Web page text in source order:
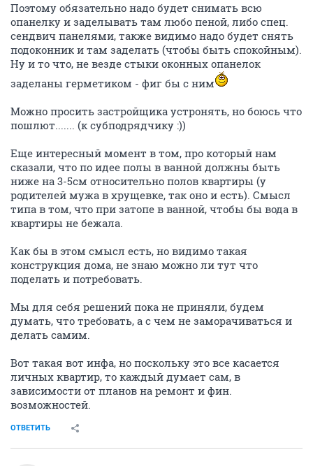
Поэтому обязательно надо будет снимать всю
опанелку и заделывать там любо пеной, либо спец.
сендвич панелями, также видимо надо будет снять
подоконник и там заделать (чтобы быть спокойным).
Ну и то что, не везде стыки оконных опанелок
заделаны герметиком - фиг бы с ним
Можно просить застройщика устронять, но боюсь что
пошлют....... (к субподрядчику :))
Еще интересный момент в том, про который нам
сказали, что по идее полы в ванной должны быть
ниже на 3-5см относительно полов квартиры (у
родителей мужа в хрущевке, так оно и есть). Смысл
типа в том, что при затопе в ванной, чтобы бы вода в
квартиры не бежала.
Как бы в этом смысл есть, но видимо такая
конструкция дома, не знаю можно ли тут что
поделать и потребовать.
Мы для себя решений пока не приняли, будем
думать, что требовать, а с чем не заморачиваться и
делать самим.
Вот такая вот инфа, но поскольку это все касается
личных квартир, то каждый думает сам, в
зависимости от планов на ремонт и фин.
возможностей.
ОТВЕТИТЬ